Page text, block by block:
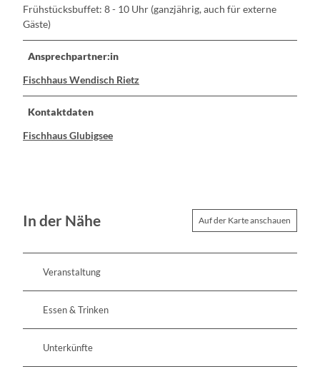
Frühstücksbuffet: 8 - 10 Uhr (ganzjährig, auch für externe
Gäste)
Ansprechpartner:in
Fischhaus Wendisch Rietz
Kontaktdaten
Fischhaus Glubigsee
In der Nähe Auf der Karte anschauen
Veranstaltung
Essen & Trinken
Unterkünfte